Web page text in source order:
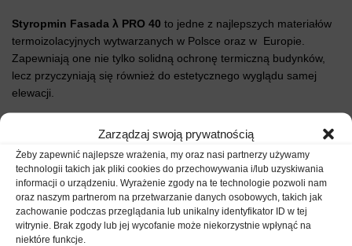
Zarządzaj swoją prywatnością
Żeby zapewnić najlepsze wrażenia, my oraz nasi partnerzy używamy
technologii takich jak pliki cookies do przechowywania i/lub uzyskiwania
informacji o urządzeniu. Wyrażenie zgody na te technologie pozwoli nam
oraz naszym partnerom na przetwarzanie danych osobowych, takich jak
zachowanie podczas przeglądania lub unikalny identyfikator ID w tej
witrynie. Brak zgody lub jej wycofanie może niekorzystnie wpłynąć na
niektóre funkcje.
Styropmin Fasada λ PRO 40 to jedne z najlepszych materiałów
termoizolacyjnych wytwarzanych w Polsce oraz w Europie.
Zapewniają one nie tylko solidną ochronę termiczną budynków,
lecz przyczyniają się również do estetycznego wyglądu samej
elewacji.
ocieplenie ścian zewnętrznych bezspoinowych systemach
ociepleń (BSO, ETICS, metoda lekka-mokra) zgodnie z
dokumentem odniesienia
ocieplenie ścian zewnętrznych w metodzie lekkiej- suchej;
ocieplenie murowanych ścian trójwarstwowych;